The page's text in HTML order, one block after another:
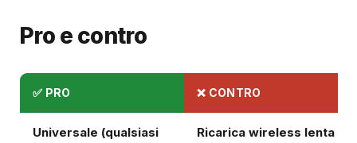
Pro e contro
✅ PRO ❌ CONTRO
Universale (qualsiasi
Ricarica wireless lenta